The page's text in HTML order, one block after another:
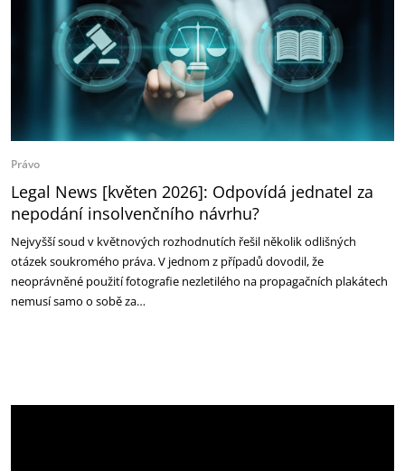
Právo
Legal News [květen 2026]: Odpovídá jednatel za
nepodání insolvenčního návrhu?
Nejvyšší soud v květnových rozhodnutích řešil několik odlišných
otázek soukromého práva. V jednom z případů dovodil, že
neoprávněné použití fotografie nezletilého na propagačních plakátech
nemusí samo o sobě za…